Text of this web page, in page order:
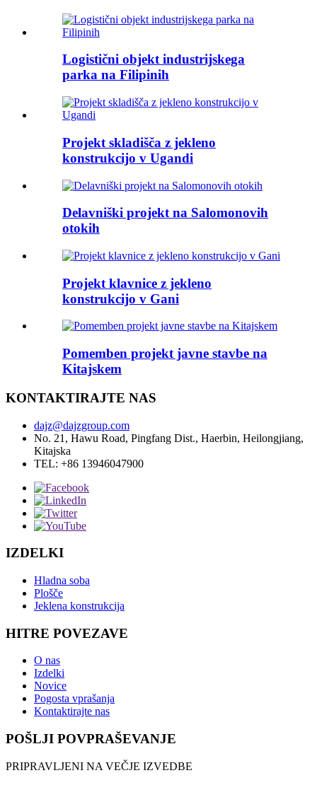
Logistični objekt industrijskega
parka na Filipinih
Projekt skladišča z jekleno
konstrukcijo v Ugandi
Delavniški projekt na Salomonovih
otokih
Projekt klavnice z jekleno
konstrukcijo v Gani
Pomemben projekt javne stavbe na
Kitajskem
KONTAKTIRAJTE NAS
dajz@dajzgroup.com
No. 21, Hawu Road, Pingfang Dist., Haerbin, Heilongjiang,
Kitajska
TEL: +86 13946047900
IZDELKI
Hladna soba
Plošče
Jeklena konstrukcija
HITRE POVEZAVE
O nas
Izdelki
Novice
Pogosta vprašanja
Kontaktirajte nas
POŠLJI POVPRAŠEVANJE
PRIPRAVLJENI NA VEČJE IZVEDBE